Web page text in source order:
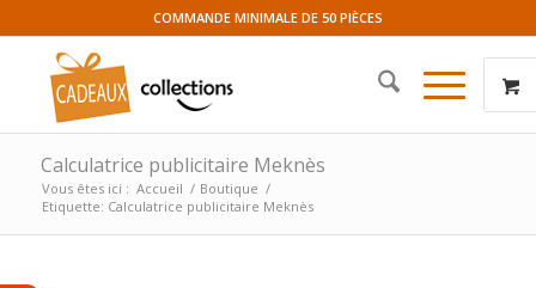
COMMANDE MINIMALE DE 50 PIÈCES
Calculatrice publicitaire Meknès
Vous êtes ici : Accueil / Boutique /
Etiquette: Calculatrice publicitaire Meknès